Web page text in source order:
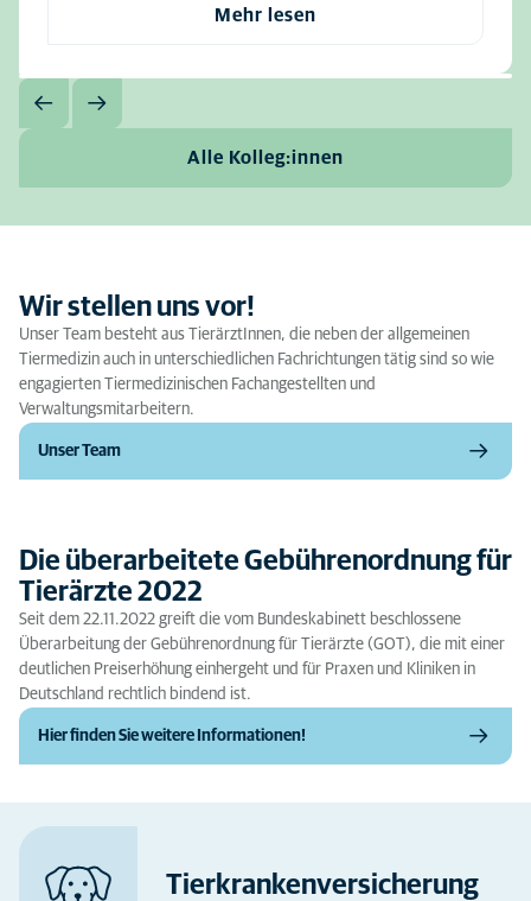
Mehr lesen
Alle Kolleg:innen
Wir stellen uns vor!
Unser Team besteht aus TierärztInnen, die neben der allgemeinen
Tiermedizin auch in unterschiedlichen Fachrichtungen tätig sind so wie
engagierten Tiermedizinischen Fachangestellten und
Verwaltungsmitarbeitern.
Unser Team
Die überarbeitete Gebührenordnung für
Tierärzte 2022
Seit dem 22.11.2022 greift die vom Bundeskabinett beschlossene
Überarbeitung der Gebührenordnung für Tierärzte (GOT), die mit einer
deutlichen Preiserhöhung einhergeht und für Praxen und Kliniken in
Deutschland rechtlich bindend ist.
Hier finden Sie weitere Informationen!
Tierkranken­versicherung